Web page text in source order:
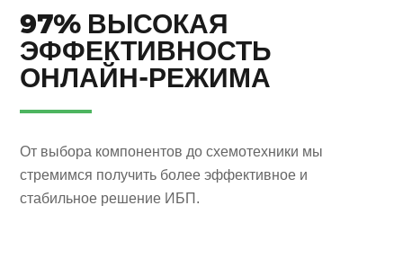
97% ВЫСОКАЯ
ЭФФЕКТИВНОСТЬ
ОНЛАЙН-РЕЖИМА
От выбора компонентов до схемотехники мы
стремимся получить более эффективное и
стабильное решение ИБП.